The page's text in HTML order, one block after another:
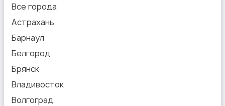
Все города
Астрахань
Барнаул
Белгород
Брянск
Владивосток
Волгоград